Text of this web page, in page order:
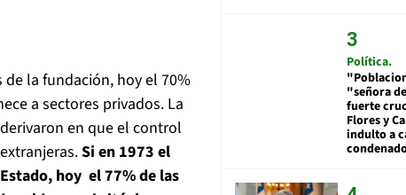
la fundación, hoy el 70%
a sectores privados. La
en que el control
Si en 1973 el
hoy el 77% de las
Política
"señora
fuerte
Flores y
indulto a